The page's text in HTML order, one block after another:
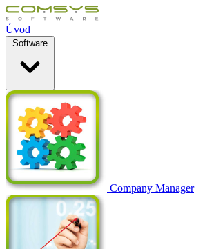
Úvod
Software
Company Manager